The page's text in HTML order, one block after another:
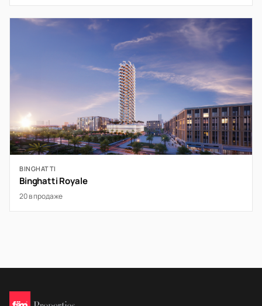
BINGHATTI
Binghatti Royale
20 в продаже